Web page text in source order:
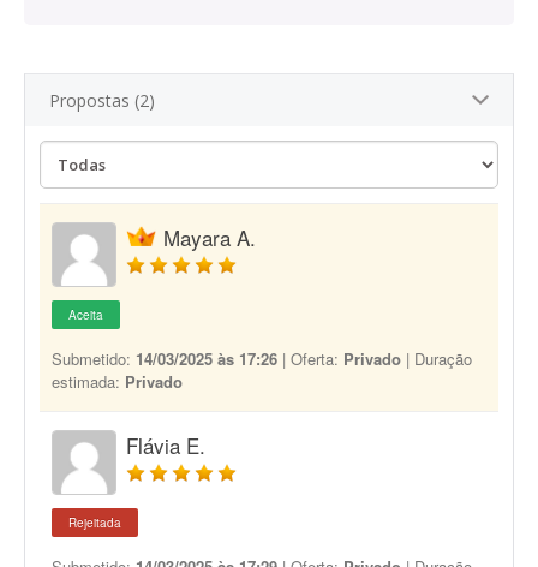
Propostas (2)
Mayara A.
Aceita
Submetido: 14/03/2025 às 17:26 | Oferta: Privado | Duração
estimada: Privado
Flávia E.
Rejeitada